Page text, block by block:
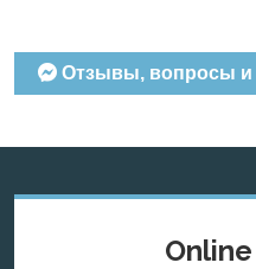
Отзывы, вопросы и